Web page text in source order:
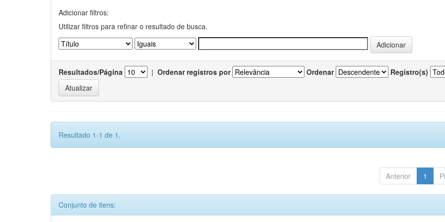
Adicionar filtros:
Utilizar filtros para refinar o resultado de busca.
Resultados/Página | Ordenar registros por Ordenar Registro(s)
Resultado 1-1 de 1.
Anterior 1
Conjunto de itens: